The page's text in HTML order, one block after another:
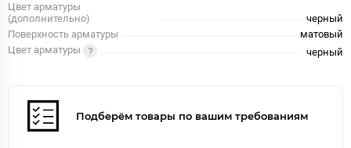
Цвет арматуры
(дополнительно)
черный
Поверхность арматуры
матовый
Цвет арматуры
черный
Подберём товары по вашим требованиям